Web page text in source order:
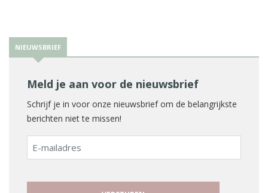
NIEUWSBRIEF
Meld je aan voor de nieuwsbrief
Schrijf je in voor onze nieuwsbrief om de belangrijkste
berichten niet te missen!
E-
mailadres